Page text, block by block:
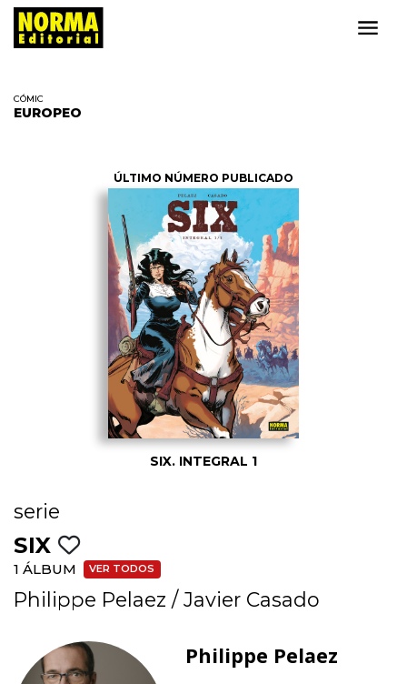
CÓMIC
EUROPEO
ÚLTIMO NÚMERO PUBLICADO
SIX. INTEGRAL 1
serie
SIX
1 ÁLBUM VER TODOS
Philippe Pelaez /Javier Casado
Philippe Pelaez